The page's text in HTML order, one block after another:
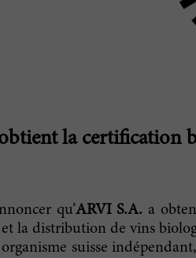
la certification
qu’ARVI S.A. a
la distribution de vins
suisse